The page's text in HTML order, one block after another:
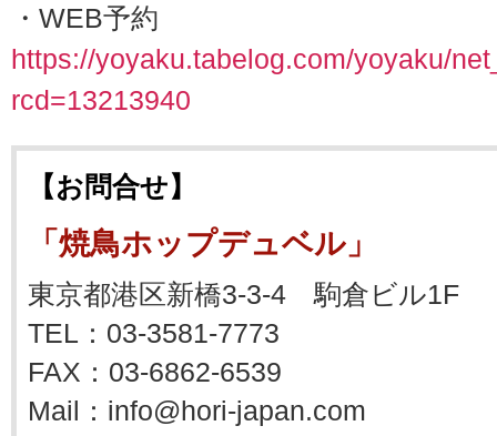
・WEB予約
https://yoyaku.tabelog.com/yoyaku/
rcd=13213940
【お問合せ】
「焼鳥ホップデュベル」
東京都港区新橋3-3-4 駒倉ビル1F
TEL：03-3581-7773
FAX：03-6862-6539
Mail：info@hori-japan.com